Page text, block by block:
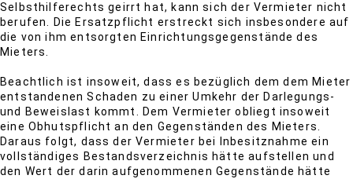
Selbsthilferechts geirrt hat, kann sich der Vermieter nicht
berufen. Die Ersatzpflicht erstreckt sich insbesondere auf
die von ihm entsorgten Einrichtungsgegenstände des
Mieters.
Beachtlich ist insoweit, dass es bezüglich dem dem Mieter
entstandenen Schaden zu einer Umkehr der Darlegungs-
und Beweislast kommt. Dem Vermieter obliegt insoweit
eine Obhutspflicht an den Gegenständen des Mieters.
Daraus folgt, dass der Vermieter bei Inbesitznahme ein
vollständiges Bestandsverzeichnis hätte aufstellen und
den Wert der darin aufgenommenen Gegenstände hätte